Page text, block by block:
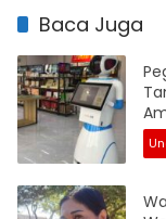
Baca Juga